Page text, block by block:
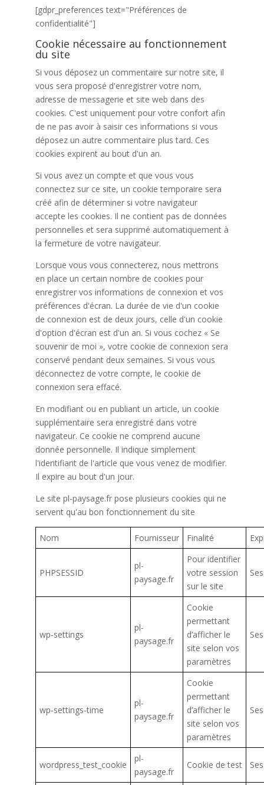
[gdpr_preferences text="Préférences de
confidentialité"]
Cookie nécessaire au fonctionnement
du site
Si vous déposez un commentaire sur notre site, il
vous sera proposé d'enregistrer votre nom,
adresse de messagerie et site web dans des
cookies. C'est uniquement pour votre confort afin
de ne pas avoir à saisir ces informations si vous
déposez un autre commentaire plus tard. Ces
cookies expirent au bout d'un an.
Si vous avez un compte et que vous vous
connectez sur ce site, un cookie temporaire sera
créé afin de déterminer si votre navigateur
accepte les cookies. Il ne contient pas de données
personnelles et sera supprimé automatiquement à
la fermeture de votre navigateur.
Lorsque vous vous connecterez, nous mettrons
en place un certain nombre de cookies pour
enregistrer vos informations de connexion et vos
préférences d'écran. La durée de vie d'un cookie
de connexion est de deux jours, celle d'un cookie
d'option d'écran est d'un an. Si vous cochez « Se
souvenir de moi », votre cookie de connexion sera
conservé pendant deux semaines. Si vous vous
déconnectez de votre compte, le cookie de
connexion sera effacé.
En modifiant ou en publiant un article, un cookie
supplémentaire sera enregistré dans votre
navigateur. Ce cookie ne comprend aucune
donnée personnelle. Il indique simplement
l'identifiant de l'article que vous venez de modifier.
Il expire au bout d'un jour.
Le site pl-paysage.fr pose plusieurs cookies qui ne
servent qu'au bon fonctionnement du site
Nom Fournisseur Finalité
PHPSESSID
pl-
paysage.fr
Pour identifier
votre session
sur le site
wp-settings
pl-
paysage.fr
Cookie
permettant
d’afficher le
site selon vos
paramètres
wp-settings-time
pl-
paysage.fr
Cookie
permettant
d’afficher le
site selon vos
paramètres
wordpress_test_cookie
pl-
paysage.fr
Cookie de test